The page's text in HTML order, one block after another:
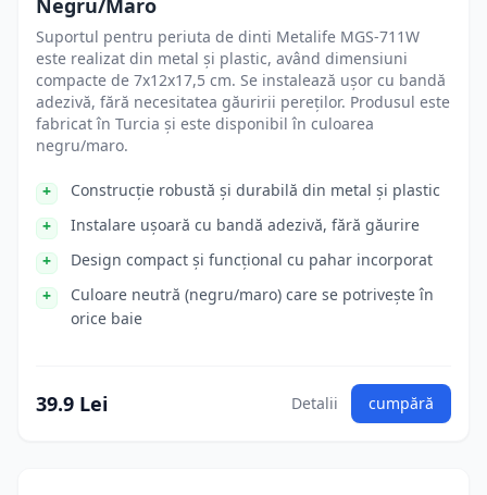
Negru/Maro
Suportul pentru periuta de dinti Metalife MGS-711W
este realizat din metal și plastic, având dimensiuni
compacte de 7x12x17,5 cm. Se instalează ușor cu bandă
adezivă, fără necesitatea găuririi pereților. Produsul este
fabricat în Turcia și este disponibil în culoarea
negru/maro.
Construcție robustă și durabilă din metal și plastic
Instalare ușoară cu bandă adezivă, fără găurire
Design compact și funcțional cu pahar incorporat
Culoare neutră (negru/maro) care se potrivește în
orice baie
39.9 Lei Detalii cumpără